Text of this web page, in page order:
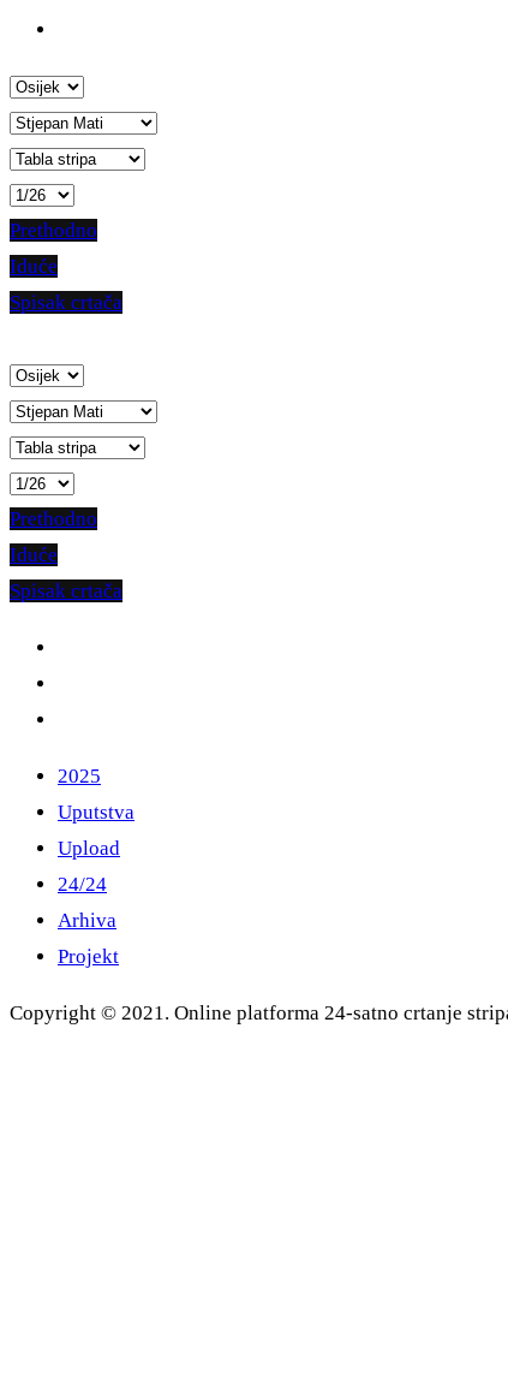
Prethodno
Iduće
Spisak crtača
Prethodno
Iduće
Spisak crtača
2025
Uputstva
Upload
24/24
Arhiva
Projekt
Copyright © 2021. Online platforma 24-satno crtanje